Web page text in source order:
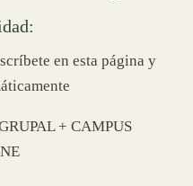
en esta página y
+ CAMPUS